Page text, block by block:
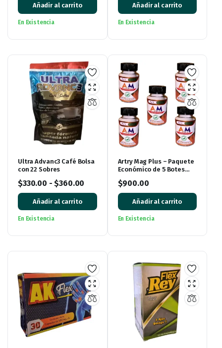
Añadir al carrito
En Existencia
Añadir al carrito
En Existencia
Ultra Advanc3 Café Bolsa
con 22 Sobres
$330.00 - $360.00
Añadir al carrito
En Existencia
Artry Mag Plus – Paquete
Económico de 5 Botes
Uno
$900.00
Añadir al carrito
En Existencia